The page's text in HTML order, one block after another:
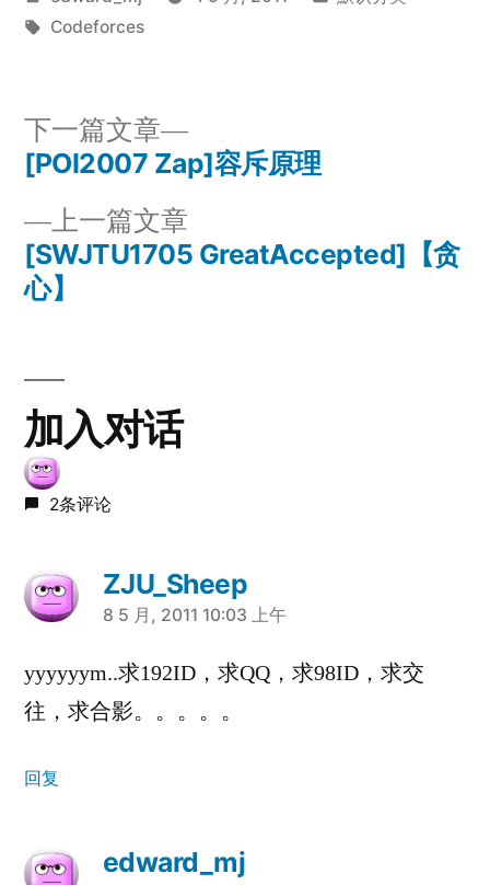
布
标
Codeforces
文
章
导
上一篇文章
一
[SWJTU1705 GreatAccepted]【贪
心】
下一篇文章
下
一
章：
[POI2007 Zap]容斥原理
加入对话
2条评论
ZJU_Sheep
说：
8 5 月, 2011 10:03 上午
yyyyyym..求192ID，求QQ，求98ID，求交
往，求合影。。。。。
回复
edward_mj